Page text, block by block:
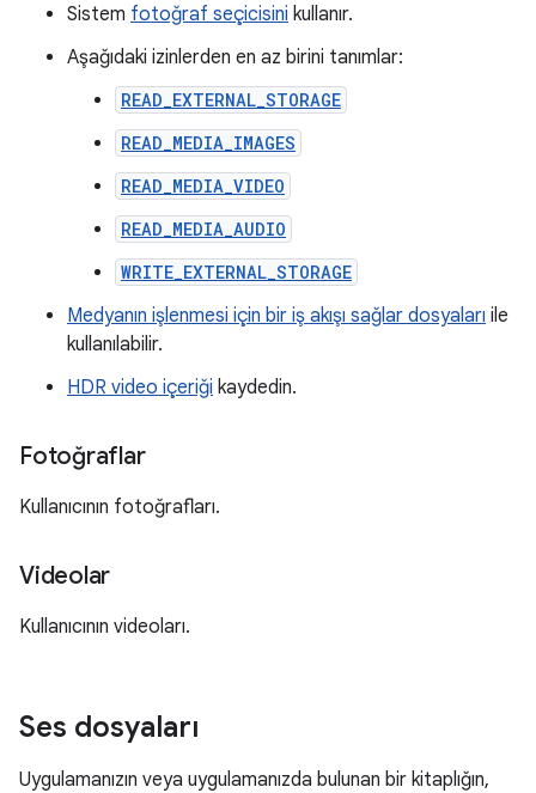
Sistem fotoğraf seçicisini kullanır.
Aşağıdaki izinlerden en az birini tanımlar:
READ_EXTERNAL_STORAGE
READ_MEDIA_IMAGES
READ_MEDIA_VIDEO
READ_MEDIA_AUDIO
WRITE_EXTERNAL_STORAGE
Medyanın işlenmesi için bir iş akışı sağlar dosyaları ile
kullanılabilir.
HDR video içeriği kaydedin.
Fotoğraflar
Kullanıcının fotoğrafları.
Videolar
Kullanıcının videoları.
Ses dosyaları
Uygulamanızın veya uygulamanızda bulunan bir kitaplığın,